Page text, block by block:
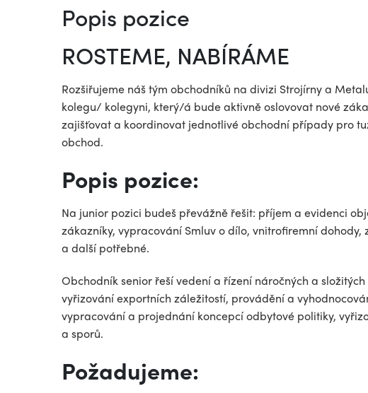
Popis pozice
ROSTEME, NABÍRÁME
Rozšiřujeme náš tým obchodníků na divizi Strojírny a
kolegu/ kolegyni, který/á bude aktivně oslovovat nové
zajišťovat a koordinovat jednotlivé obchodní případy pro
obchod.
Popis pozice:
Na junior pozici budeš převážně řešit: příjem a evidenci
zákazníky, vypracování Smluv o dílo, vnitrofiremní
a další potřebné.
Obchodník senior řeší vedení a řízení náročných a
vyřizování exportních záležitostí, provádění a
vypracování a projednání koncepcí odbytové politiky,
a sporů.
Požadujeme: